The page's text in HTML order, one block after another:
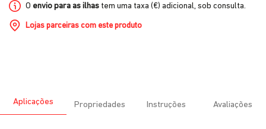
O envio para as ilhas tem uma taxa (€) adicional, sob consulta.
Lojas parceiras com este produto
Aplicações Propriedades Instruções Avaliações